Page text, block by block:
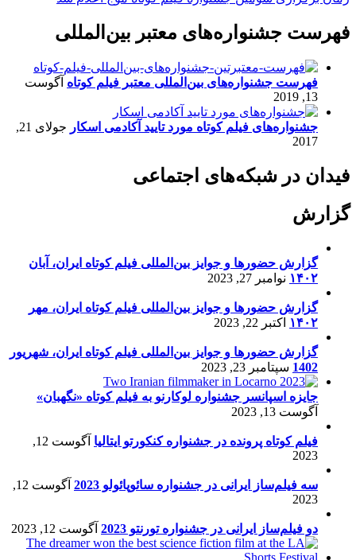
فهرست جشنواره‌های معتبر بین‌المللی
فهرست جشنواره‌های بین‌المللی معتبر فیلم کوتاه آگوست
13, 2019
جشنواره‌های فیلم کوتاه مورد تایید آکادمی اسکار
جولای 21,
2017
فیدان در شبکه‌های اجتماعی
گزارش
گزارش حضورها و جوایز بین‌المللی فیلم کوتاه ایران، آبان
۱۴۰۲ نوامبر 27, 2023
گزارش حضورها و جوایز بین‌المللی فیلم کوتاه ایران، مهر
۱۴۰۲ اکتبر 22, 2023
گزارش حضورها و جوایز بین‌المللی فیلم کوتاه ایران، شهریور
1402 سپتامبر 23, 2023
جایزه اسپانسر جشنواره لوکارنو به فیلم کوتاه «نگهبان»
آگوست 13, 2023
فیلم کوتاه پرونده در جشنواره کنکورتو ایتالیا
آگوست 12,
2023
سه فیلم‌ساز ایرانی در جشنواره سائوپائولو 2023
آگوست 12,
2023
دو فیلم‌ساز ایرانی در جشنواره تورنتو 2023 آگوست 12, 2023